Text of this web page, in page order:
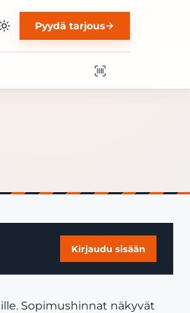
Pyydä tarjous
Kirjaudu sisään
Sopimushinnat näkyvät